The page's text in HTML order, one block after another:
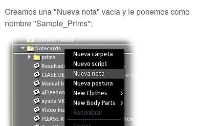
Creamos una "Nueva nota" vacía y le ponemos como
nombre "Sample_Prims":